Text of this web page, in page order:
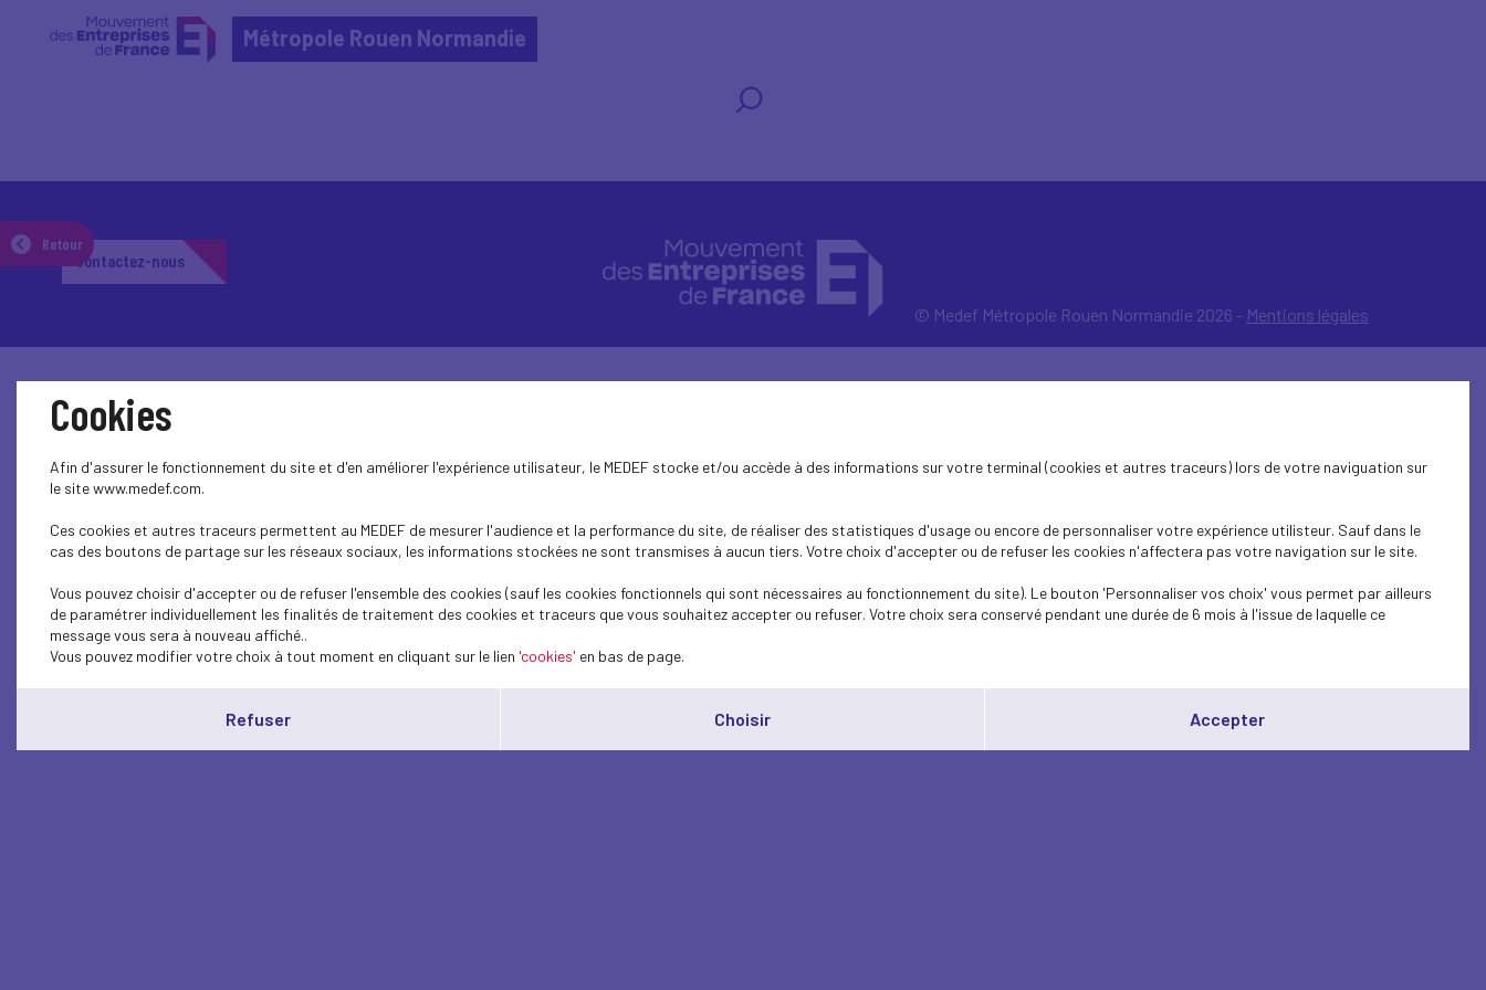
Métropole Rouen Normandie
Retour
Contactez-nous
© Medef Métropole Rouen Normandie 2026 - Mentions légales
Cookies
Afin d'assurer le fonctionnement du site et d'en améliorer l'expérience utilisateur, le MEDEF stocke et/ou accède à des informations sur votre terminal (cookies et autres traceurs) lors de votre naviguation sur
le site www.medef.com.
Ces cookies et autres traceurs permettent au MEDEF de mesurer l'audience et la performance du site, de réaliser des statistiques d'usage ou encore de personnaliser votre expérience utilisteur. Sauf dans le
cas des boutons de partage sur les réseaux sociaux, les informations stockées ne sont transmises à aucun tiers. Votre choix d'accepter ou de refuser les cookies n'affectera pas votre navigation sur le site.
Vous pouvez choisir d'accepter ou de refuser l'ensemble des cookies (sauf les cookies fonctionnels qui sont nécessaires au fonctionnement du site). Le bouton 'Personnaliser vos choix' vous permet par ailleurs
de paramétrer individuellement les finalités de traitement des cookies et traceurs que vous souhaitez accepter ou refuser. Votre choix sera conservé pendant une durée de 6 mois à l'issue de laquelle ce
message vous sera à nouveau affiché..
Vous pouvez modifier votre choix à tout moment en cliquant sur le lien 'cookies' en bas de page.
Refuser Choisir Accepter